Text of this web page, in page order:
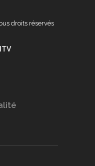
droits réservés